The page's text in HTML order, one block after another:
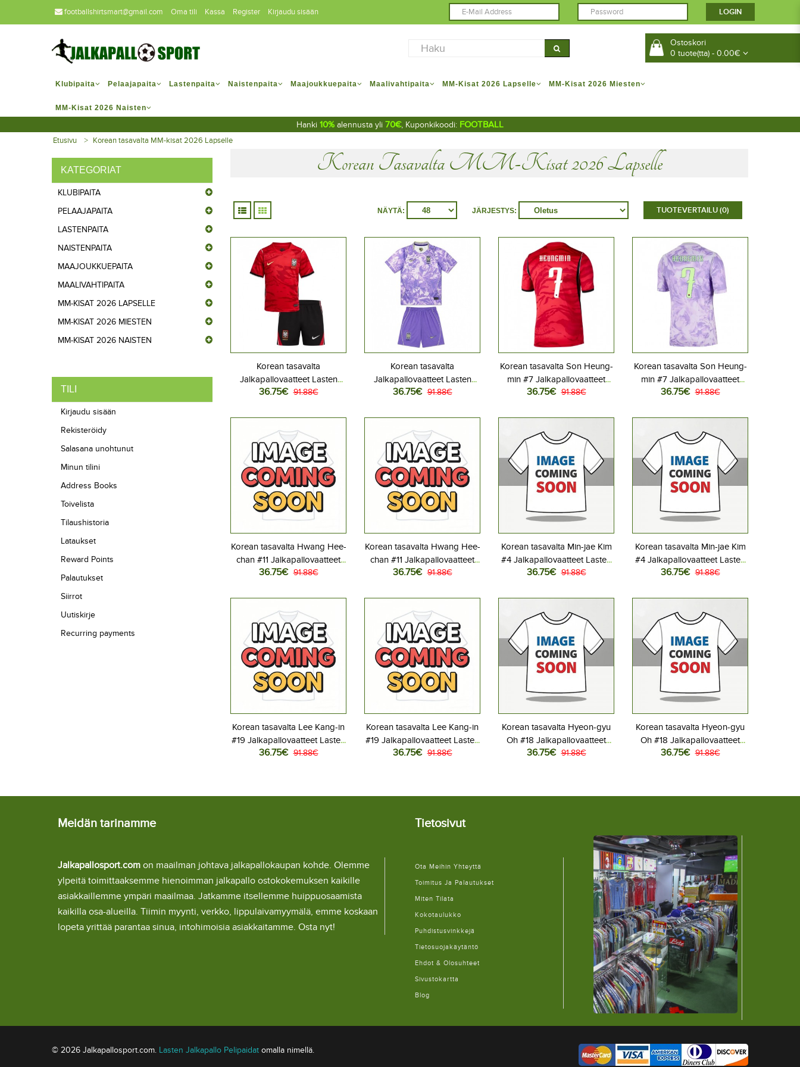
footballshirtsmart@gmail.com Oma tili Kassa Register Kirjaudu sisään
Ostoskori
0 tuote(tta) - 0.00€
Klubipaita Pelaajapaita Lastenpaita Naistenpaita Maajoukkuepaita Maalivahtipaita MM-Kisat 2026 Lapselle MM-Kisat 2026 Miesten
MM-Kisat 2026 Naisten
Hanki 10% alennusta yli 70€, Kuponkikoodi: FOOTBALL
Etusivu Korean tasavalta MM-kisat 2026 Lapselle
KATEGORIAT
KLUBIPAITA
PELAAJAPAITA
LASTENPAITA
NAISTENPAITA
MAAJOUKKUEPAITA
MAALIVAHTIPAITA
MM-KISAT 2026 LAPSELLE
MM-KISAT 2026 MIESTEN
MM-KISAT 2026 NAISTEN
TILI
Kirjaudu sisään
Rekisteröidy
Salasana unohtunut
Minun tilini
Address Books
Toivelista
Tilaushistoria
Lataukset
Reward Points
Palautukset
Siirrot
Uutiskirje
Recurring payments
Korean Tasavalta MM-Kisat 2026 Lapselle
TUOTEVERTAILU (0)
JÄRJESTYS:
NÄYTÄ:
Korean tasavalta
Jalkapallovaatteet Lasten
Kotipeliasu MM-kisat 2026
housut)
36.75€ 91.88€
Korean tasavalta
Jalkapallovaatteet Lasten
Vieraspeliasu MM-kisat 2026
housut)
36.75€ 91.88€
Korean tasavalta Son Heung-
min #7 Jalkapallovaatteet
Lasten Kotipeliasu MM-kisat
housut)
36.75€ 91.88€
Korean tasavalta Son Heung-
min #7 Jalkapallovaatteet
Lasten Vieraspeliasu MM-
Lyhyet housut)
36.75€ 91.88€
Korean tasavalta Hwang Hee-
chan #11 Jalkapallovaatteet
Lasten Kotipeliasu MM-kisat
housut)
36.75€ 91.88€
Korean tasavalta Hwang Hee-
chan #11 Jalkapallovaatteet
Lasten Vieraspeliasu MM-
Lyhyet housut)
36.75€ 91.88€
Korean tasavalta Min-jae Kim
#4 Jalkapallovaatteet Lasten
Kotipeliasu MM-kisat 2026
housut)
36.75€ 91.88€
Korean tasavalta Min-jae Kim
#4 Jalkapallovaatteet Lasten
Vieraspeliasu MM-kisat 2026
housut)
36.75€ 91.88€
Korean tasavalta Lee Kang-in
#19 Jalkapallovaatteet Lasten
Kotipeliasu MM-kisat 2026
36.75€ 91.88€
Korean tasavalta Lee Kang-in
#19 Jalkapallovaatteet Lasten
Vieraspeliasu MM-kisat 2026
36.75€ 91.88€
Korean tasavalta Hyeon-gyu
Oh #18 Jalkapallovaatteet
Lasten Kotipeliasu MM-kisat
36.75€ 91.88€
Korean tasavalta Hyeon-gyu
Oh #18 Jalkapallovaatteet
Lasten Vieraspeliasu MM-
36.75€ 91.88€
Meidän tarinamme
Jalkapallosport.com on maailman johtava jalkapallokaupan kohde. Olemme
ylpeitä toimittaaksemme hienoimman jalkapallo ostokokemuksen kaikille
asiakkaillemme ympäri maailmaa. Jatkamme itsellemme huippuosaamista
kaikilla osa-alueilla. Tiimin myynti, verkko, lippulaivamyymälä, emme koskaan
lopeta yrittää parantaa sinua, intohimoisia asiakkaitamme. Osta nyt!
Tietosivut
Ota Meihin Yhteyttä
Toimitus Ja Palautukset
Miten Tilata
Kokotaulukko
Puhdistusvinkkejä
Tietosuojakäytäntö
Ehdot & Olosuhteet
Sivustokartta
Blog
© 2026 Jalkapallosport.com. Lasten Jalkapallo Pelipaidat omalla nimellä.